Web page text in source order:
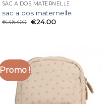
SAC A DOS MATERNELLE
sac a dos maternelle
€36.00 €24.00
Promo !